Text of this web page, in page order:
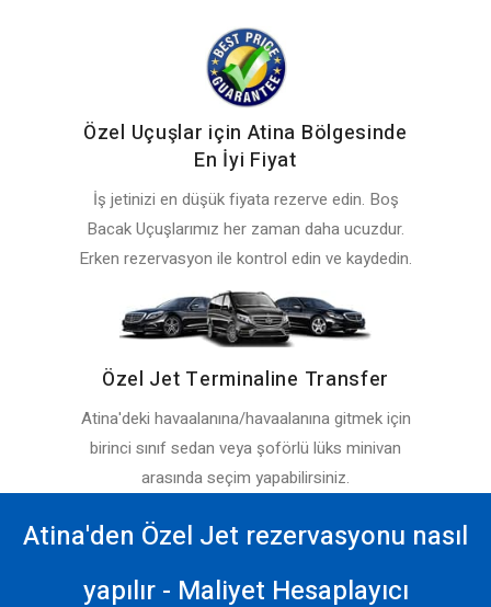
Özel Uçuşlar için Atina Bölgesinde
En İyi Fiyat
İş jetinizi en düşük fiyata rezerve edin. Boş
Bacak Uçuşlarımız her zaman daha ucuzdur.
Erken rezervasyon ile kontrol edin ve kaydedin.
Özel Jet Terminaline Transfer
Atina'deki havaalanına/havaalanına gitmek için
birinci sınıf sedan veya şoförlü lüks minivan
arasında seçim yapabilirsiniz.
Atina'den Özel Jet rezervasyonu nasıl
yapılır - Maliyet Hesaplayıcı